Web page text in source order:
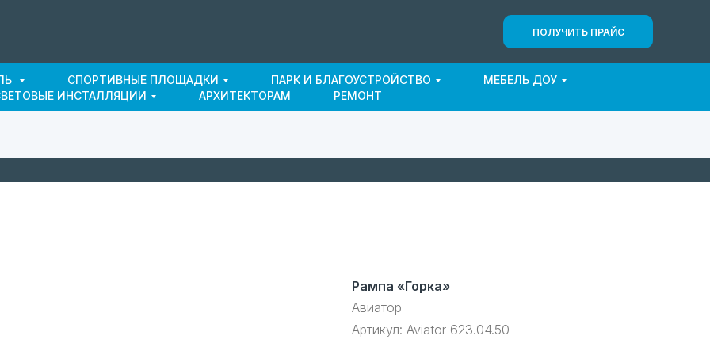
ПОЛУЧИТЬ ПРАЙС
СПОРТИВНЫЕ ПЛОЩАДКИ ПАРК И БЛАГОУСТРОЙСТВО
МЕБЕЛЬ ДОУ
ИНСТАЛЛЯЦИИ
АРХИТЕКТОРАМ РЕМОНТ
Рампа «Горка»
Авиатор
Артикул: Aviator 623.04.50